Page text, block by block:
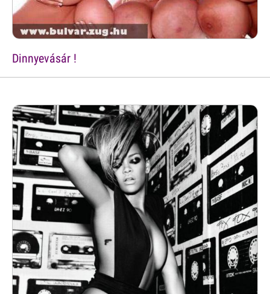
Dinnyevásár !